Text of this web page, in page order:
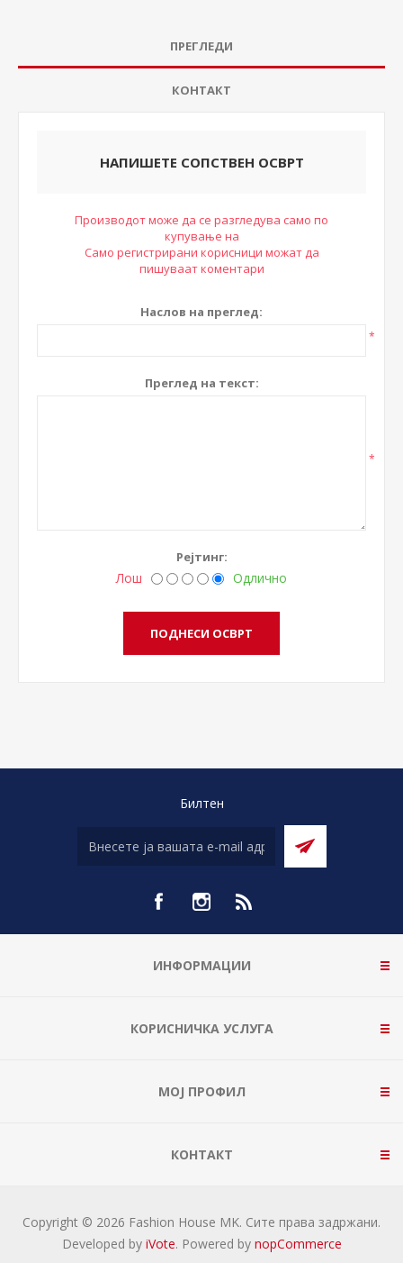
ПРЕГЛЕДИ
КОНТАКТ
НАПИШЕТЕ СОПСТВЕН ОСВРТ
Производот може да се разгледува само по
купување на
Само регистрирани корисници можат да
пишуваат коментари
Наслов на преглед:
*
Преглед на текст:
*
Рејтинг:
Лош Одлично
Билтен
ИНФОРМАЦИИ
КОРИСНИЧКА УСЛУГА
МОЈ ПРОФИЛ
КОНТАКТ
Copyright © 2026 Fashion House MK. Сите права задржани.
Developed by iVote. Powered by nopCommerce